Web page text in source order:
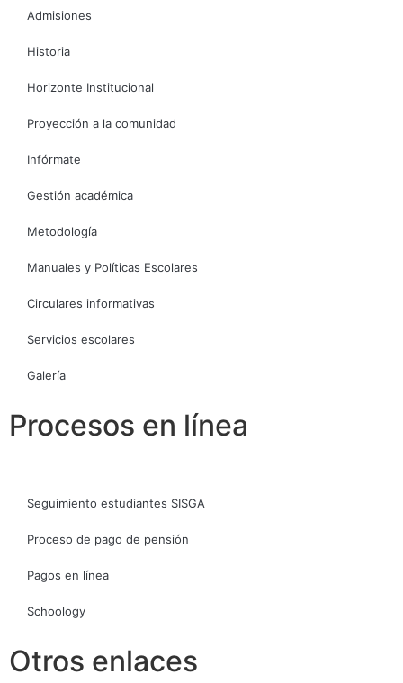
Admisiones
Historia
Horizonte Institucional
Proyección a la comunidad
Infórmate
Gestión académica
Metodología
Manuales y Políticas Escolares
Circulares informativas
Servicios escolares
Galería
Procesos en línea
Seguimiento estudiantes SISGA
Proceso de pago de pensión
Pagos en línea
Schoology
Otros enlaces